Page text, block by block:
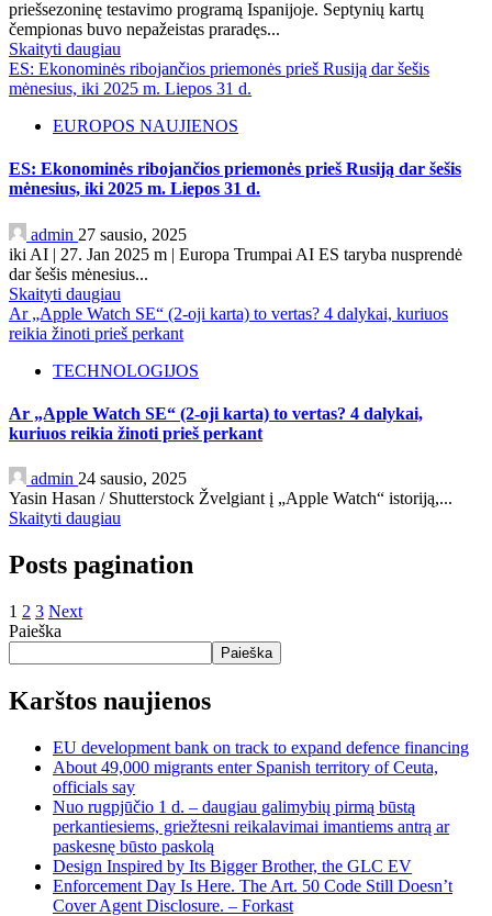
priešsezoninę testavimo programą Ispanijoje. Septynių kartų
čempionas buvo nepažeistas praradęs...
Skaityti daugiau
ES: Ekonominės ribojančios priemonės prieš Rusiją dar šešis
mėnesius, iki 2025 m. Liepos 31 d.
EUROPOS NAUJIENOS
ES: Ekonominės ribojančios priemonės prieš Rusiją dar šešis
mėnesius, iki 2025 m. Liepos 31 d.
admin 27 sausio, 2025
iki AI | 27. Jan 2025 m | Europa Trumpai AI ES taryba nusprendė
dar šešis mėnesius...
Skaityti daugiau
Ar „Apple Watch SE“ (2-oji karta) to vertas? 4 dalykai, kuriuos
reikia žinoti prieš perkant
TECHNOLOGIJOS
Ar „Apple Watch SE“ (2-oji karta) to vertas? 4 dalykai,
kuriuos reikia žinoti prieš perkant
admin 24 sausio, 2025
Yasin Hasan / Shutterstock Žvelgiant į „Apple Watch“ istoriją,...
Skaityti daugiau
Posts pagination
1 2 3 Next
Paieška
Paieška
Karštos naujienos
EU development bank on track to expand defence financing
About 49,000 migrants enter Spanish territory of Ceuta,
officials say
Nuo rugpjūčio 1 d. – daugiau galimybių pirmą būstą
perkantiesiems, griežtesni reikalavimai imantiems antrą ar
paskesnę būsto paskolą
Design Inspired by Its Bigger Brother, the GLC EV
Enforcement Day Is Here. The Art. 50 Code Still Doesn’t
Cover Agent Disclosure. – Forkast